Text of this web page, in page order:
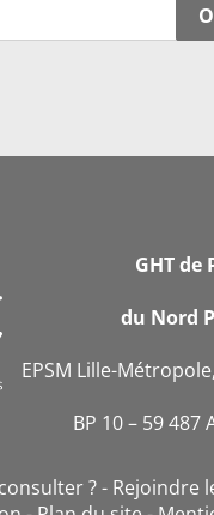
GHT de
du Nord
EPSM Lille-
BP 10 – 59
?
Rejoindre